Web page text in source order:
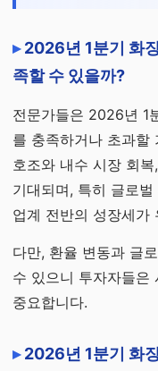
2026년 1분기 화
족할 수 있을까?
전문가들은 2026년 1
를 충족하거나 초과할
호조와 내수 시장 회
기대되며, 특히 글로
업계 전반의 성장세가
다만, 환율 변동과 글
수 있으니 투자자들은
중요합니다.
2026년 1분기 화